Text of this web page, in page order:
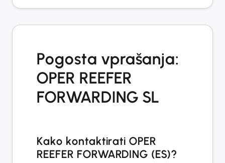
Pogosta vprašanja:
OPER REEFER
FORWARDING SL
Kako kontaktirati OPER
REEFER FORWARDING (ES)?